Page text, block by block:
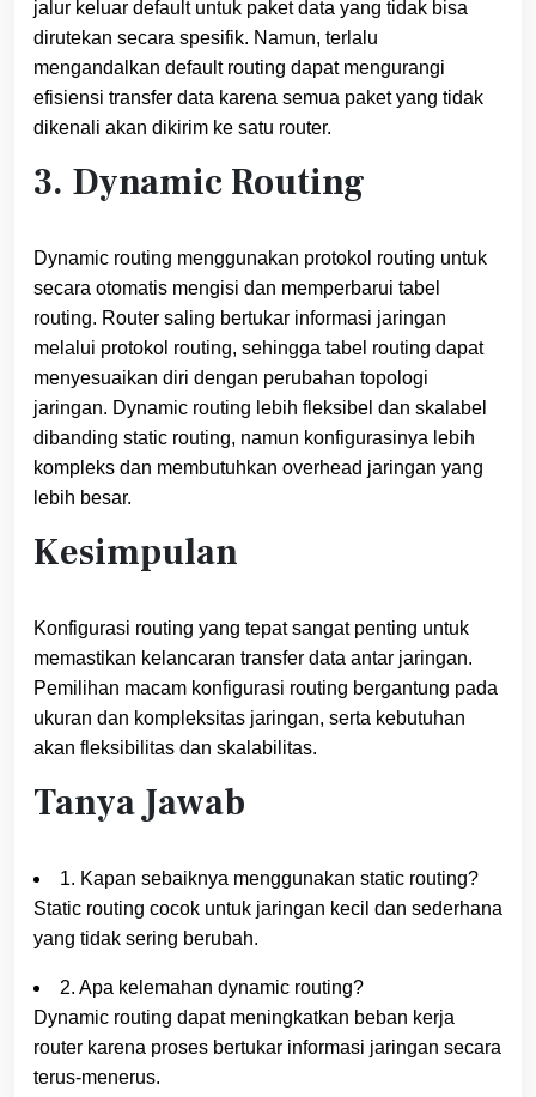
jalur keluar default untuk paket data yang tidak bisa
dirutekan secara spesifik. Namun, terlalu
mengandalkan default routing dapat mengurangi
efisiensi transfer data karena semua paket yang tidak
dikenali akan dikirim ke satu router.
3. Dynamic Routing
Dynamic routing menggunakan protokol routing untuk
secara otomatis mengisi dan memperbarui tabel
routing. Router saling bertukar informasi jaringan
melalui protokol routing, sehingga tabel routing dapat
menyesuaikan diri dengan perubahan topologi
jaringan. Dynamic routing lebih fleksibel dan skalabel
dibanding static routing, namun konfigurasinya lebih
kompleks dan membutuhkan overhead jaringan yang
lebih besar.
Kesimpulan
Konfigurasi routing yang tepat sangat penting untuk
memastikan kelancaran transfer data antar jaringan.
Pemilihan macam konfigurasi routing bergantung pada
ukuran dan kompleksitas jaringan, serta kebutuhan
akan fleksibilitas dan skalabilitas.
Tanya Jawab
1. Kapan sebaiknya menggunakan static routing?
Static routing cocok untuk jaringan kecil dan sederhana
yang tidak sering berubah.
2. Apa kelemahan dynamic routing?
Dynamic routing dapat meningkatkan beban kerja
router karena proses bertukar informasi jaringan secara
terus-menerus.